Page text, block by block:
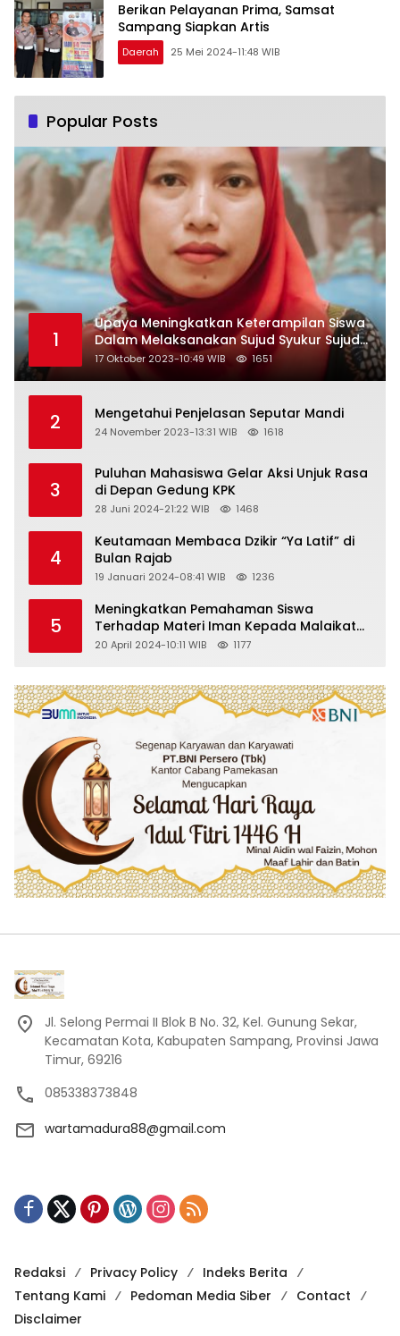
Berikan Pelayanan Prima, Samsat
Sampang Siapkan Artis
Daerah 25 Mei 2024-11:48 WIB
Popular Posts
1
Upaya Meningkatkan Keterampilan Siswa
Dalam Melaksanakan Sujud Syukur Sujud
Sahwi dan Sujud Tilawah Dengan
Menggunakan Model Pembelajaran
Nujum Sampang
17 Oktober 2023-10:49 WIB 1651
2 Mengetahui Penjelasan Seputar Mandi
24 November 2023-13:31 WIB 1618
3
Puluhan Mahasiswa Gelar Aksi Unjuk Rasa
di Depan Gedung KPK
28 Juni 2024-21:22 WIB 1468
4
Keutamaan Membaca Dzikir “Ya Latif” di
Bulan Rajab
19 Januari 2024-08:41 WIB 1236
5
Meningkatkan Pemahaman Siswa
Terhadap Materi Iman Kepada Malaikat
Allah Melalui Metode Pembelajaran
20 April 2024-10:11 WIB 1177
Jl. Selong Permai II Blok B No. 32, Kel. Gunung Sekar,
Kecamatan Kota, Kabupaten Sampang, Provinsi Jawa
Timur, 69216
085338373848
wartamadura88@gmail.com
Redaksi Privacy Policy
Indeks Berita
Tentang Kami
Pedoman Media Siber
Contact
Disclaimer